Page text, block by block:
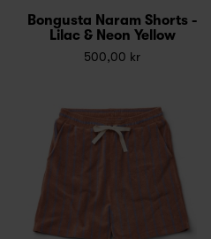
Bongusta Naram Shorts -
Lilac & Neon Yellow
500,00 kr